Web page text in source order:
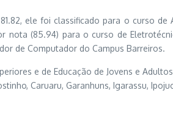
ele foi classificado para o curso de
nota (85.94) para o curso de
de Computador do Campus Barreiros.
e de Educação de Jovens e
Caruaru, Garanhuns, Igarassu,